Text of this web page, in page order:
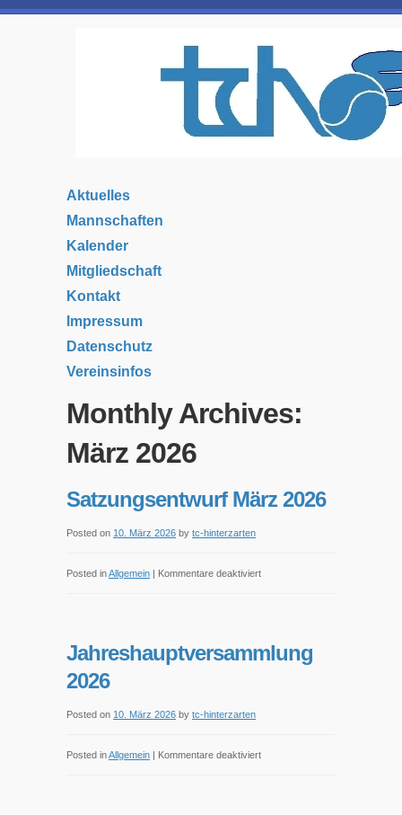
Aktuelles
Mannschaften
Kalender
Mitgliedschaft
Kontakt
Impressum
Datenschutz
Vereinsinfos
Monthly Archives:
März 2026
Satzungsentwurf März 2026
Posted on 10. März 2026 by tc-hinterzarten
Posted inAllgemein | Kommentare deaktiviertfür
Jahreshauptversammlung
2026
Posted on 10. März 2026 by tc-hinterzarten
Posted inAllgemein | Kommentare deaktiviertfür